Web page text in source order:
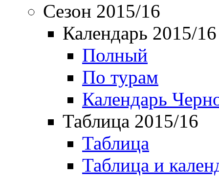
Сезон 2015/16
Календарь 2015/16
Полный
По турам
Календарь
Таблица 2015/16
Таблица
Таблица и